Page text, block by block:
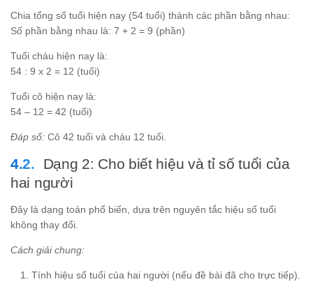
{7}
Chia tổng số tuổi hiện nay (54 tuổi) thành các phần bằng nhau:
Số phần bằng nhau là: 7 + 2 = 9 (phần)
Tuổi cháu hiện nay là:
54 : 9 x 2 = 12 (tuổi)
Tuổi cô hiện nay là:
54 – 12 = 42 (tuổi)
Đáp số: Cô 42 tuổi và cháu 12 tuổi.
Dạng 2: Cho biết hiệu và tỉ số tuổi của
hai người
Đây là dạng toán phổ biến, dựa trên nguyên tắc hiệu số tuổi
không thay đổi.
Cách giải chung:
Tính hiệu số tuổi của hai người (nếu đề bài đã cho trực tiếp).